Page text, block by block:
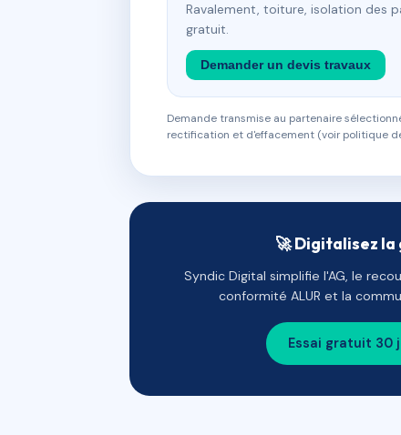
Ravalement, toiture, isolation des
gratuit.
Demander un devis travaux
Demande transmise au partenaire
rectification et d'effacement (voir politique
🚀 Digitalisez la
Syndic Digital simplifie l'AG, le
conformité ALUR et la
Essai gratuit 30